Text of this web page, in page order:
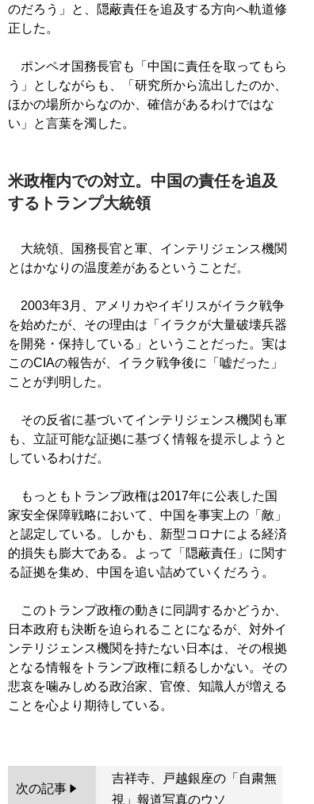
のだろう」と、隠蔽責任を追及する方向へ軌道修
正した。
ポンペオ国務長官も「中国に責任を取ってもら
う」としながらも、「研究所から流出したのか、
ほかの場所からなのか、確信があるわけではな
い」と言葉を濁した。
米政権内での対立。中国の責任を追及
するトランプ大統領
大統領、国務長官と軍、インテリジェンス機関
とはかなりの温度差があるということだ。
2003年3月、アメリカやイギリスがイラク戦争
を始めたが、その理由は「イラクが大量破壊兵器
を開発・保持している」ということだった。実は
このCIAの報告が、イラク戦争後に「嘘だった」
ことが判明した。
その反省に基づいてインテリジェンス機関も軍
も、立証可能な証拠に基づく情報を提示しようと
しているわけだ。
もっともトランプ政権は2017年に公表した国
家安全保障戦略において、中国を事実上の「敵」
と認定している。しかも、新型コロナによる経済
的損失も膨大である。よって「隠蔽責任」に関す
る証拠を集め、中国を追い詰めていくだろう。
このトランプ政権の動きに同調するかどうか、
日本政府も決断を迫られることになるが、対外イ
ンテリジェンス機関を持たない日本は、その根拠
となる情報をトランプ政権に頼るしかない。その
悲哀を噛みしめる政治家、官僚、知識人が増える
ことを心より期待している。
次の記事
吉祥寺、戸越銀座の「自粛無
視」報道写真のウソ